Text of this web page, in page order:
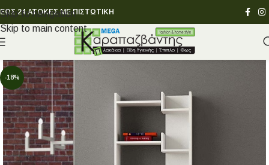
Skip to navigation
Skip to main content
ΕΩΣ 24 ΑΤΟΚΕΣ ΜΕ ΠΙΣΤΩΤΙΚΗ
-18%